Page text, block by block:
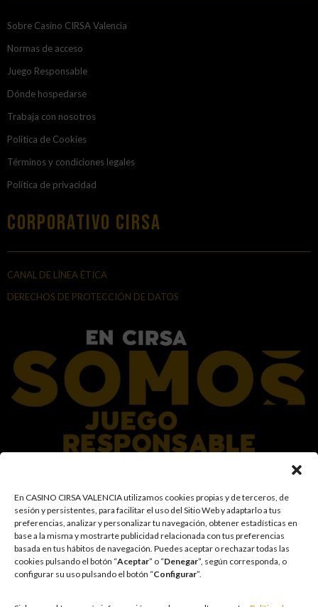
En CASINO CIRSA VALENCIA utilizamos cookies propias y de terceros, de
sesión y persistentes, para facilitar el uso del Sitio Web y adaptarlo a tus
preferencias, analizar y personalizar tu navegación, obtener estadísticas en
base a la misma y mostrarte publicidad relacionada con tus preferencias
basada en tus hábitos de navegación. Puedes aceptar o rechazar todas las
cookies pulsando el botón “Aceptar” o “Denegar”, según corresponda, o
configurar su uso pulsando el botón “Configurar”.
Sobre Casino CIRSA Valencia
Normas de acceso
Juego Responsable
Dónde hospedarse
Trabaja con nosotros
Política de Cookies
Términos y condiciones legales
Política de privacidad
Corporativo Cirsa
CANAL DE LÍNEA ÉTICA
DERECHOS DE PROTECCIÓN DE DATOS
En el Grupo CIRSA promovemos una actitud responsable hacia el juego,
garantizando un entorno seguro y transparente para nuestros clientes y
facilitamos medidas e información para que el juego sea siempre diversión y
entretenimiento, sin utilizarse como vía para afrontar problemas económicos
o emocionales. El acceso está prohibido a menores de 18 años y a las
personas con acceso restringido conforme a los registros de prohibición y/o
autoexclusión que resulten aplicables. También trabajamos para reforzar una
cultura de prevención y concienciación sobre los posibles trastornos